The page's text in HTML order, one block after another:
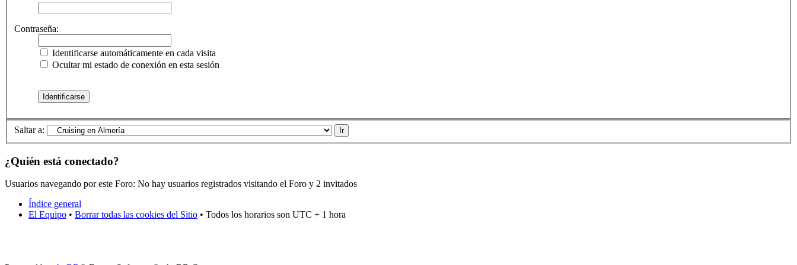
Contraseña:
Identificarse automáticamente en cada visita
Ocultar mi estado de conexión en esta sesión
Saltar a:
¿Quién está conectado?
Usuarios navegando por este Foro: No hay usuarios registrados visitando el Foro y 2 invitados
Índice general
El Equipo • Borrar todas las cookies del Sitio • Todos los horarios son UTC + 1 hora